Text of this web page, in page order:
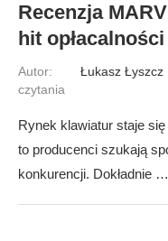
Recenzja
hit opłacalności
Autor: Łukasz Łyszcz
czytania
Rynek klawiatur staje
to producenci szukają
konkurencji. Dokładnie …